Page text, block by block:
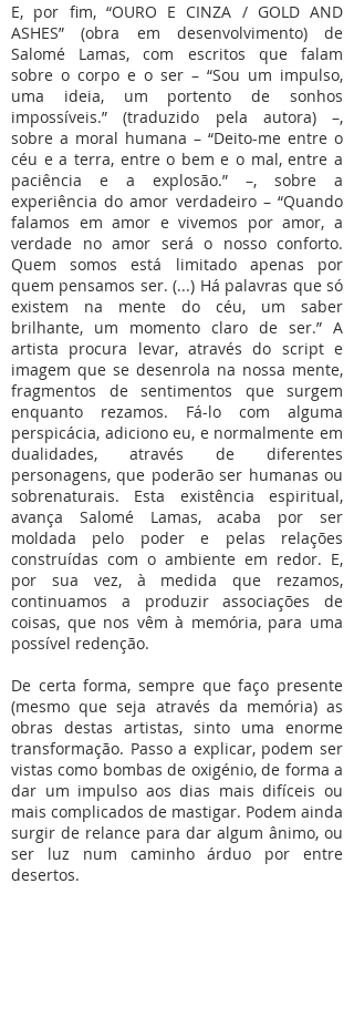
E, por fim, “OURO E CINZA / GOLD AND
ASHES” (obra em desenvolvimento) de
Salomé Lamas, com escritos que falam
sobre o corpo e o ser – “Sou um impulso,
uma ideia, um portento de sonhos
impossíveis.” (traduzido pela autora) –,
sobre a moral humana – “Deito-me entre o
céu e a terra, entre o bem e o mal, entre a
paciência e a explosão.” –, sobre a
experiência do amor verdadeiro – “Quando
falamos em amor e vivemos por amor, a
verdade no amor será o nosso conforto.
Quem somos está limitado apenas por
quem pensamos ser. (...) Há palavras que só
existem na mente do céu, um saber
brilhante, um momento claro de ser.” A
artista procura levar, através do script e
imagem que se desenrola na nossa mente,
fragmentos de sentimentos que surgem
enquanto rezamos. Fá-lo com alguma
perspicácia, adiciono eu, e normalmente em
dualidades, através de diferentes
personagens, que poderão ser humanas ou
sobrenaturais. Esta existência espiritual,
avança Salomé Lamas, acaba por ser
moldada pelo poder e pelas relações
construídas com o ambiente em redor. E,
por sua vez, à medida que rezamos,
continuamos a produzir associações de
coisas, que nos vêm à memória, para uma
possível redenção.
De certa forma, sempre que faço presente
(mesmo que seja através da memória) as
obras destas artistas, sinto uma enorme
transformação. Passo a explicar, podem ser
vistas como bombas de oxigénio, de forma a
dar um impulso aos dias mais difíceis ou
mais complicados de mastigar. Podem ainda
surgir de relance para dar algum ânimo, ou
ser luz num caminho árduo por entre
desertos.